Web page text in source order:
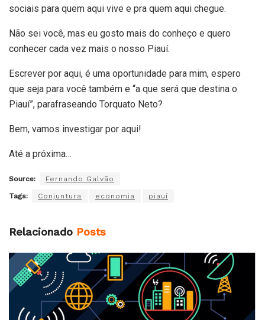
sociais para quem aqui vive e pra quem aqui chegue.
Não sei você, mas eu gosto mais do conheço e quero
conhecer cada vez mais o nosso Piauí.
Escrever por aqui, é uma oportunidade para mim, espero
que seja para você também e “a que será que destina o
Piauí”, parafraseando Torquato Neto?
Bem, vamos investigar por aqui!
Até a próxima…
Source: Fernando Galvão
Tags: Conjuntura economia piauí
Relacionado Posts